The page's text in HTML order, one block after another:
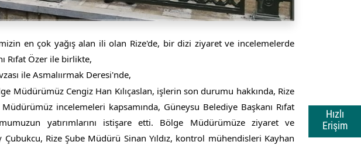
Hızlı
Erişim
en çok yağış alan ili olan Rize'de, bir dizi ziyaret ve incelemelerde
Rıfat Özer ile birlikte,
ile Asmalıırmak Deresi'nde,
Müdürümüz Cengiz Han Kılıçaslan, işlerin son durumu hakkında, Rize
incelemeleri kapsamında, Güneysu Belediye Başkanı Rıfat
yatırımlarını istişare etti. Bölge Müdürümüze ziyaret ve
Çubukcu, Rize Şube Müdürü Sinan Yıldız, kontrol mühendisleri Kayhan